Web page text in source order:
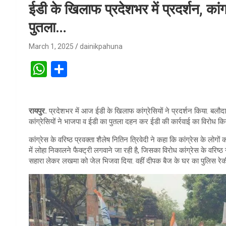
ईडी के खिलाफ प्रदेशभर में प्रदर्शन,
पुतला…
March 1, 2025 dainikpahuna
W
at
s
A
p
p
ar
e
रायपुर.प्रदेशभर में आज ईडी के खिलाफ कांग्रेसियों ने प्रदर्शन किया.
कांग्रेसियों ने भाजपा व ईडी का पुतला दहन कर ईडी की कार्रवाई का विरोध
कांग्रेस के वरिष्ठ प्रवक्ता शैलेष नितिन त्रिवेदी ने कहा कि कांग्रेस के लोगों
में लोहा निकालने फैक्ट्री लगवाने जा रही है, जिसका विरोध कांग्रेस के
सहारा लेकर लखमा को जेल भिजवा दिया. वहीं दीपक बैज के घर का पुलिस